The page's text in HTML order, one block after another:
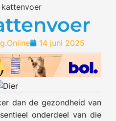
14 juni 2025
dan de gezondheid van
onderdeel van die